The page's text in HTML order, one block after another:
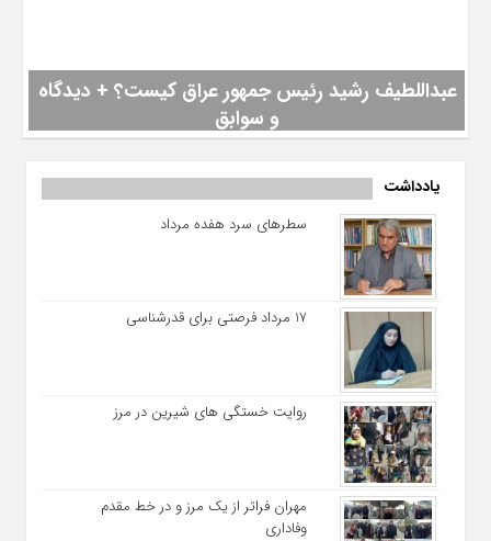
عبداللطیف رشید رئیس جمهور عراق کیست؟ + دیدگاه
و سوابق
عبداللطیف رشید رئیس جمهور عراق کیست؟ و همچنین دیدگاه و
جزئیات انتخاب عبداللطیف رشید به عنوان رئیس جمهور
عراق[/caption] نمایندگان پارلمان عراق در دور دوم رای‌گیری برای
انتخاب رئیس‌جمهور، سرانجام «عبداللطیف رشید» باجناق مرحوم جلال
یادداشت
سطرهای سرد هفده مرداد
17 مرداد فرصتی برای قدرشناسی
روایت خستگی‌ های شیرین در مرز
مهران فراتر از یک مرز و در خط مقدم
وفاداری